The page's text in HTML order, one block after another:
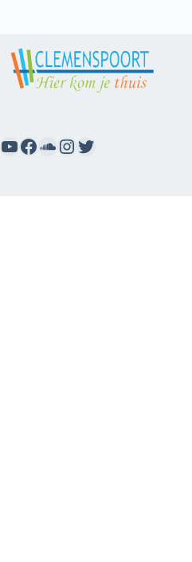
YouTube
Facebook
SoundCloud
Instagram
Twitter